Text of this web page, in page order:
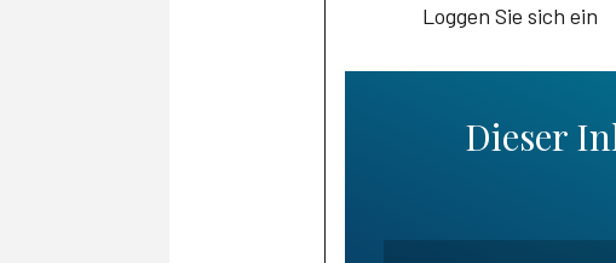
Loggen Sie sich ein
Dieser